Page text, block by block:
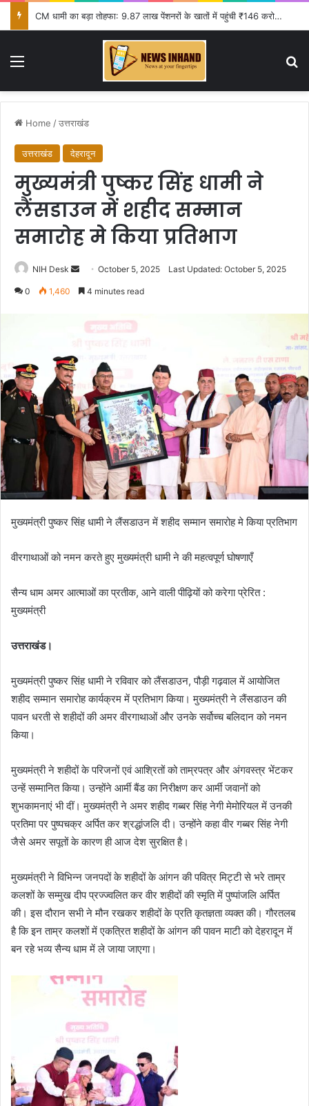
CM धामी का बड़ा तोहफा: 9.87 लाख पेंशनरों के खातों में पहुंची ₹146 करोड़ से ज्यादा की राशि
Menu
Home /उत्तराखंड
उत्तराखंड देहरादून
मुख्यमंत्री पुष्कर सिंह धामी ने
लैंसडाउन में शहीद सम्मान
समारोह मे किया प्रतिभाग
NIH Desk
Send
an
October 5, 2025 Last Updated: October 5, 2025
0 1,460 4 minutes read
मुख्यमंत्री पुष्कर सिंह धामी ने लैंसडाउन में शहीद सम्मान समारोह मे किया प्रतिभाग
वीरगाथाओं को नमन करते हुए मुख्यमंत्री धामी ने की महत्वपूर्ण घोषणाएँ
सैन्य धाम अमर आत्माओं का प्रतीक, आने वाली पीढ़ियों को करेगा प्रेरित :
मुख्यमंत्री
उत्तराखंड।
मुख्यमंत्री पुष्कर सिंह धामी ने रविवार को लैंसडाउन, पौड़ी गढ़वाल में आयोजित
शहीद सम्मान समारोह कार्यक्रम में प्रतिभाग किया। मुख्यमंत्री ने लैंसडाउन की
पावन धरती से शहीदों की अमर वीरगाथाओं और उनके सर्वोच्च बलिदान को नमन
किया।
मुख्यमंत्री ने शहीदों के परिजनों एवं आश्रितों को ताम्रपत्र और अंगवस्त्र भेंटकर
उन्हें सम्मानित किया। उन्होंने आर्मी बैंड का निरीक्षण कर आर्मी जवानों को
शुभकामनाएं भी दीं। मुख्यमंत्री ने अमर शहीद गब्बर सिंह नेगी मेमोरियल में उनकी
प्रतिमा पर पुष्पचक्र अर्पित कर श्रद्धांजलि दी। उन्होंने कहा वीर गब्बर सिंह नेगी
जैसे अमर सपूतों के कारण ही आज देश सुरक्षित है।
मुख्यमंत्री ने विभिन्न जनपदों के शहीदों के आंगन की पवित्र मिट्टी से भरे ताम्र
कलशों के सम्मुख दीप प्रज्ज्वलित कर वीर शहीदों की स्मृति में पुष्पांजलि अर्पित
की। इस दौरान सभी ने मौन रखकर शहीदों के प्रति कृतज्ञता व्यक्त की। गौरतलब
है कि इन ताम्र कलशों में एकत्रित शहीदों के आंगन की पावन माटी को देहरादून में
बन रहे भव्य सैन्य धाम में ले जाया जाएगा।